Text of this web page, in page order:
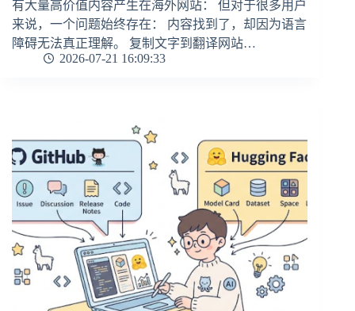
有大量高价值内容产生在海外网站： 但对于很多用户
来说，一个问题始终存在： 内容找到了，却因为语言
障碍无法真正理解。 复制文字到翻译网站…
2026-07-21 16:09:33